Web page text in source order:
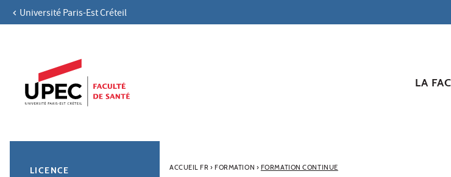
Aller au contenu
Navigation secondaire
Université Paris-Est Créteil
LA
ACCUEIL FR› FORMATION › FORMATION CONTINUE
LICENCE